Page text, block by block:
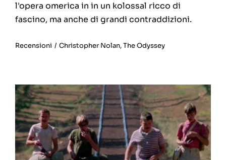
l'opera omerica in in un kolossal ricco di
fascino, ma anche di grandi contraddizioni.
Recensioni / Christopher Nolan,The Odyssey